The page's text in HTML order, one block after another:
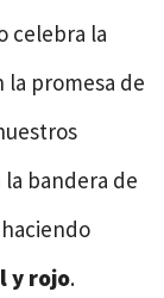
celebra la
promesa de
bandera de
y rojo.